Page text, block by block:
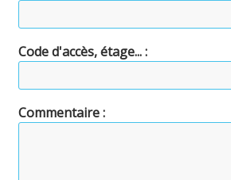
Code d'accès, étage... :
Commentaire :